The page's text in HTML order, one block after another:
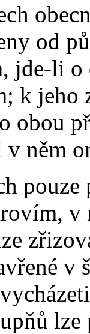
od
jde-li
k jeho
obou
v něm
v
v